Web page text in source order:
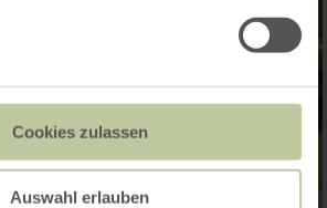
Cookies zulassen
Auswahl erlauben